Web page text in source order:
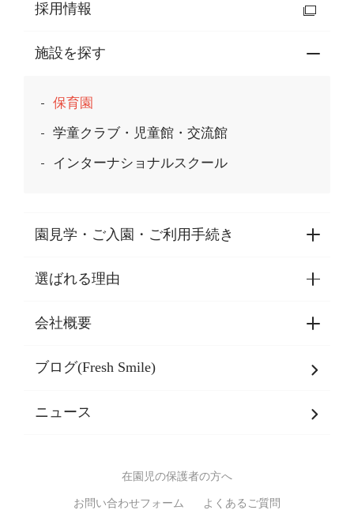
採用情報
施設を探す
保育園
学童クラブ・児童館・交流館
インターナショナルスクール
園見学・ご入園・ご利用手続き
園見学・ご入園・ご利用手続き
東京都認証保育所空き状況
選ばれる理由
選ばれる理由一覧
乳児期・幼児期・
バイリンガル保育園
スポーツ保育園
会社概要
会社概要
SDGsについて
ブログ(Fresh Smile)
ニュース
在園児の保護者の方へ
お問い合わせフォーム よくあるご質問